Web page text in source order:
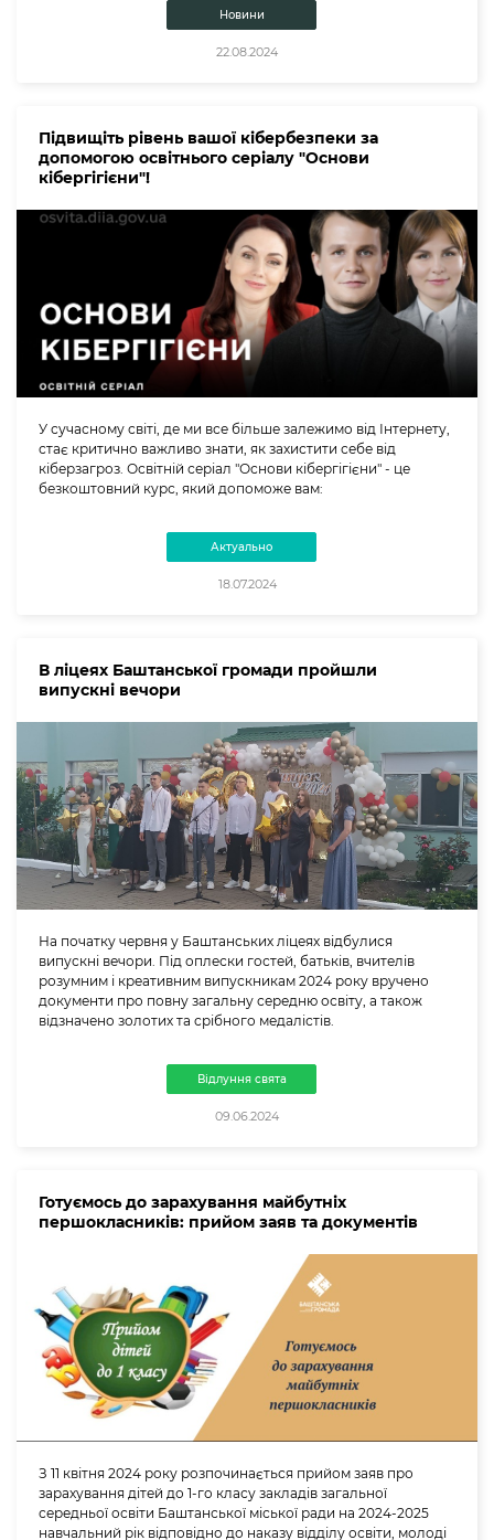
Новини
22.08.2024
Підвищіть рівень вашої кібербезпеки за
допомогою освітнього серіалу "Основи
кібергігієни"!
У сучасному світі, де ми все більше залежимо від Інтернету,
стає критично важливо знати, як захистити себе від
кіберзагроз. Освітній серіал "Основи кібергігієни" - це
безкоштовний курс, який допоможе вам:
Актуально
18.07.2024
В ліцеях Баштанської громади пройшли
випускні вечори
На початку червня у Баштанських ліцеях відбулися
випускні вечори. Під оплески гостей, батьків, вчителів
розумним і креативним випускникам 2024 року вручено
документи про повну загальну середню освіту, а також
відзначено золотих та срібного медалістів.
Відлуння свята
09.06.2024
Готуємось до зарахування майбутніх
першокласників: прийом заяв та документів
З 11 квітня 2024 року розпочинається прийом заяв про
зарахування дітей до 1-го класу закладів загальної
середньої освіти Баштанської міської ради на 2024-2025
навчальний рік відповідно до наказу відділу освіти, молоді